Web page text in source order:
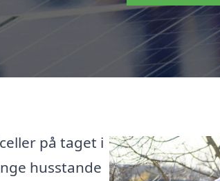
på taget i
husstande